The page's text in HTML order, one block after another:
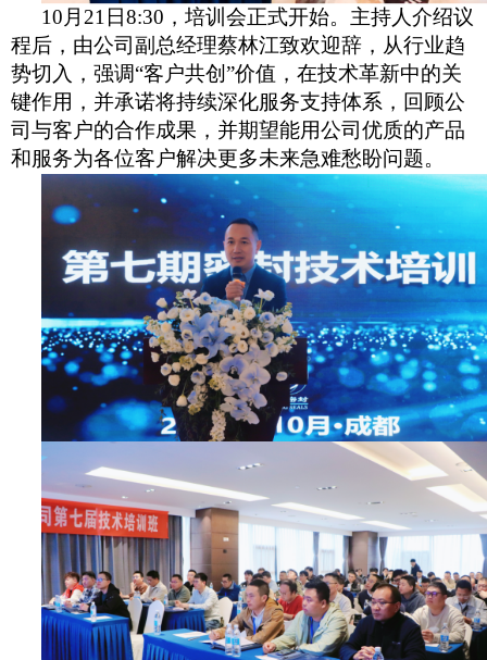
10月21日8:30，培训会正式开始。主持人介绍议
程后， 由公司副总经理蔡林江致欢迎辞，从行业趋
势切入，强调“客户共创”价值，在技术革新中的关
键作用，并承诺将持续深化服务支持体系 ， 回顾公
司与客户的合作成果，并期望能用公司优质的产品
和服务为各位客户解决更多未来急难愁盼问题。